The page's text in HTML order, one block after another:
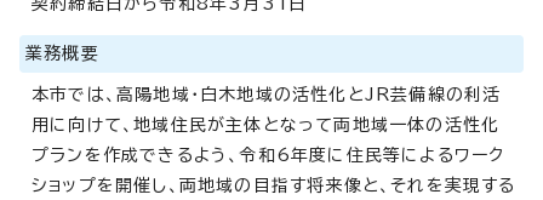
業務概要
本市では、高陽地域・白木地域の活性化とJR芸備線の利活
用に向けて、地域住民が主体となって両地域一体の活性化
プランを作成できるよう、令和6年度に住民等によるワーク
ショップを開催し、両地域の目指す将来像と、それを実現する